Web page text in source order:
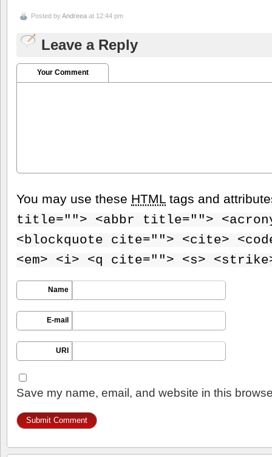
Posted byAndreea at 12:44 pm
Leave a Reply
Your Comment
You may use these HTML tags and
title=""> <abbr title="">
<blockquote cite=""> <cite>
<em> <i> <q cite=""> <s>
Name
E-mail
URI
Save my name, email, and website in this